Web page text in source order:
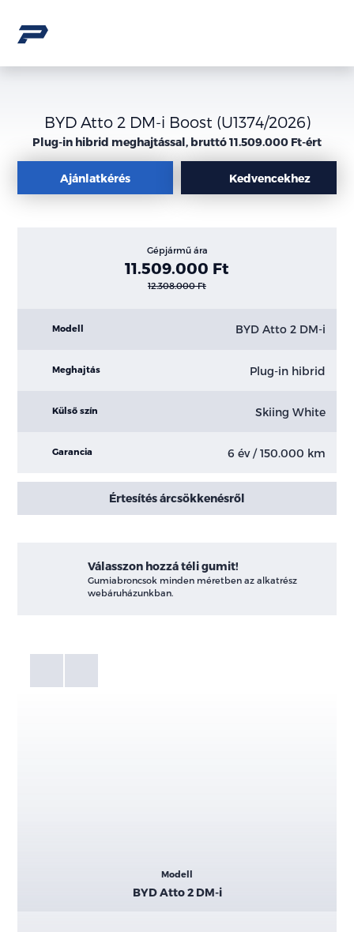
BYD Atto 2 DM-i Boost (U1374/2026)
Plug-in hibrid meghajtással, bruttó 11.509.000 Ft-ért
Ajánlatkérés Kedvencekhez
Gépjármű ára
11.509.000 Ft
12.308.000 Ft
Modell BYD Atto 2 DM-i
Meghajtás Plug-in hibrid
Külső szín Skiing White
Garancia 6 év / 150.000 km
Értesítés árcsökkenésről
Válasszon hozzá téli gumit!
Gumiabroncsok minden méretben az alkatrész
webáruházunkban.
Galéria
Modell
BYD Atto 2 DM-i